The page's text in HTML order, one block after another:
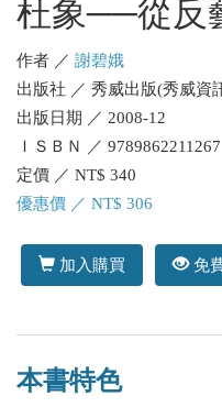
杜象──從反
作者 ／ 謝碧娥
出版社 ／ 秀威出版(秀威資
出版日期 ／ 2008-12
ＩＳＢＮ ／ 9789862211267
定價 ／ NT$ 340
優惠價 ／ NT$ 306
加入購買 免
本書特色